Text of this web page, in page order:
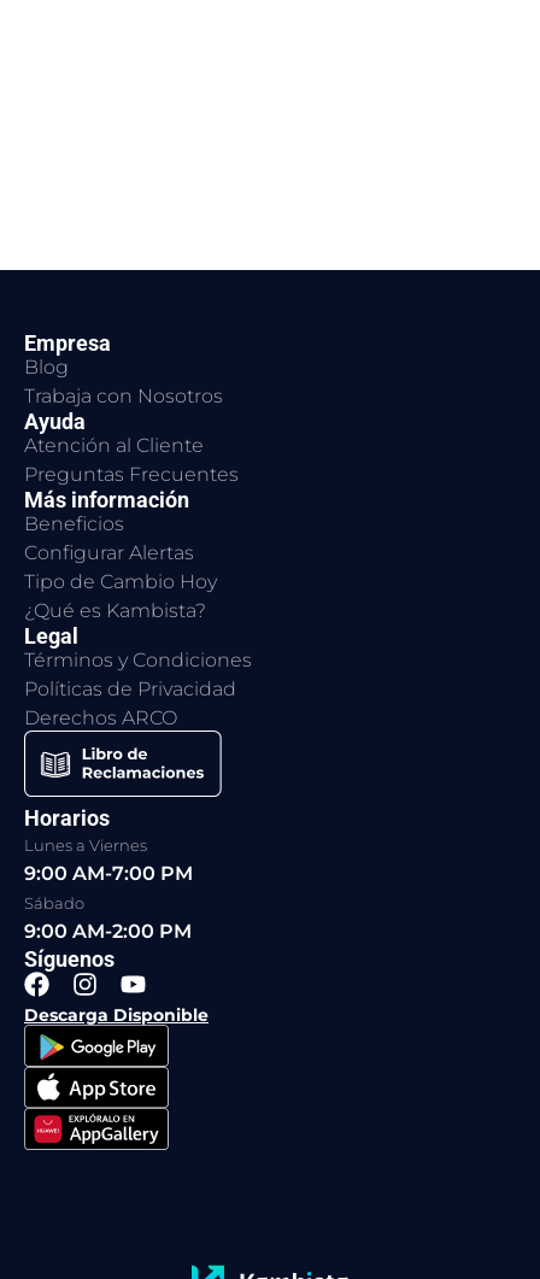
Empresa
Blog
Trabaja con Nosotros
Ayuda
Atención al Cliente
Preguntas Frecuentes
Más información
Beneficios
Configurar Alertas
Tipo de Cambio Hoy
¿Qué es Kambista?
Legal
Términos y Condiciones
Políticas de Privacidad
Derechos ARCO
Horarios
Lunes a Viernes
9:00 AM-7:00 PM
Sábado
9:00 AM-2:00 PM
Síguenos
F
a
c
e
b
o
o
k
I
n
s
t
a
g
r
a
Y
o
u
t
u
b
e
Descarga Disponible